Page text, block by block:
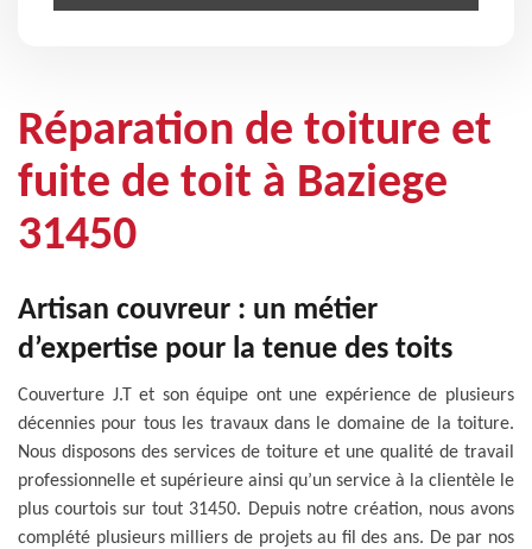
Réparation de toiture et
fuite de toit à Baziege
31450
Artisan couvreur : un métier
d’expertise pour la tenue des toits
Couverture J.T et son équipe ont une expérience de plusieurs
décennies pour tous les travaux dans le domaine de la toiture.
Nous disposons des services de toiture et une qualité de travail
professionnelle et supérieure ainsi qu’un service à la clientèle le
plus courtois sur tout 31450. Depuis notre création, nous avons
complété plusieurs milliers de projets au fil des ans. De par nos